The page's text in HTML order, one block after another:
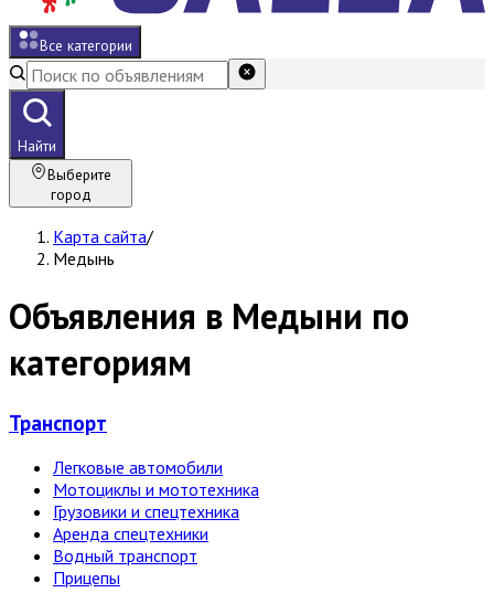
Все категории
Найти
Выберите
город
Карта сайта/
Медынь
Объявления в Медыни по
категориям
Транспорт
Легковые автомобили
Мотоциклы и мототехника
Грузовики и спецтехника
Аренда спецтехники
Водный транспорт
Прицепы